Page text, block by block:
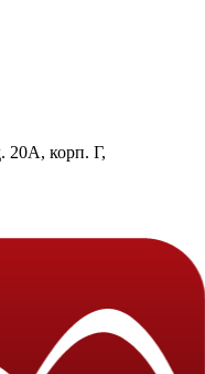
20А, корп. Г,